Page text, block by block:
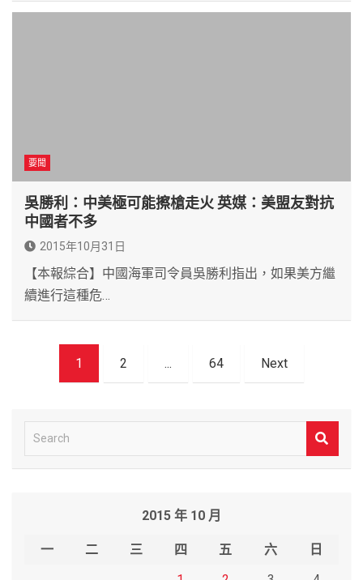
要聞
吳勝利：中美極可能擦槍走火 英媒：美盟友對抗
中國者不多
2015年10月31日
【本報綜合】中國海軍司令員吳勝利指出，如果美方繼
續進行這種危…
1 2 ... 64 Next
e
2015 年 10 月
一 二 三 四 五 六
日